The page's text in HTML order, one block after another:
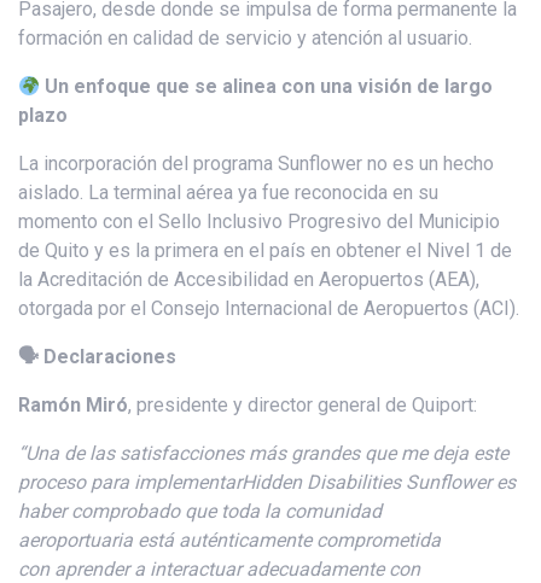
Pasajero, desde donde se impulsa de forma permanente la
formación en calidad de servicio y atención al usuario.
Un enfoque que se alinea con una visión de largo
plazo
La incorporación del programa Sunflower no es un hecho
aislado. La terminal aérea ya fue reconocida en su
momento con el Sello Inclusivo Progresivo del Municipio
de Quito y es la primera en el país en obtener el Nivel 1 de
la Acreditación de Accesibilidad en Aeropuertos (AEA),
otorgada por el Consejo Internacional de Aeropuertos (ACI).
🗣 Declaraciones
Ramón Miró, presidente y director general de Quiport:
“Una de las satisfacciones más grandes que me deja este
proceso para implementarHidden Disabilities Sunflower es
haber comprobado que toda la comunidad
aeroportuaria está auténticamente comprometida
con aprender a interactuar adecuadamentecon